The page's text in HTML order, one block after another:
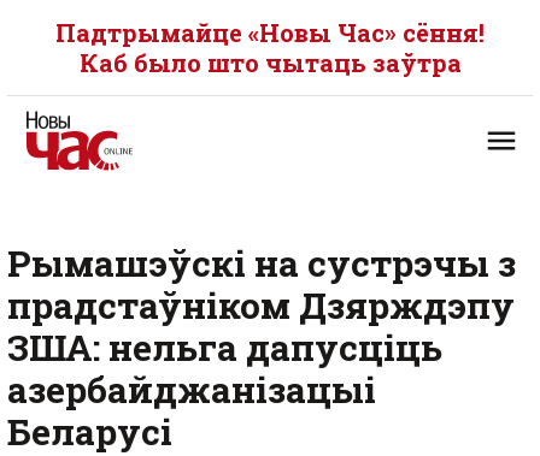
Падтрымайце «Новы Час» сёння!
Каб было што чытаць заўтра
Рымашэўскі на сустрэчы з
прадстаўніком Дзярждэпу
ЗША: нельга дапусціць
азербайджанізацыі
Беларусі